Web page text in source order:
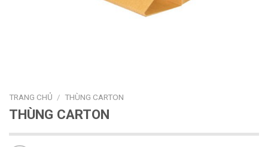
TRANG CHỦ / THÙNG CARTON
THÙNG CARTON